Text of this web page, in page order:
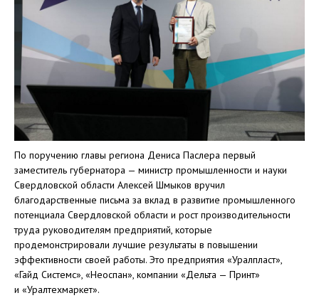
По поручению главы региона Дениса Паслера первый
заместитель губернатора — министр промышленности и науки
Свердловской области Алексей Шмыков вручил
благодарственные письма за вклад в развитие промышленного
потенциала Свердловской области и рост производительности
труда руководителям предприятий, которые
продемонстрировали лучшие результаты в повышении
эффективности своей работы. Это предприятия «Уралпласт»,
«Гайд Системс», «Неоспан», компании «Дельта — Принт»
и «Уралтехмаркет».